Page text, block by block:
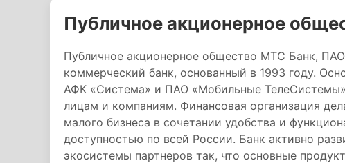
Публичное акционерное
Публичное акционерное общество МТС Банк,
коммерческий банк, основанный в 1993 году.
АФК «Система» и ПАО «Мобильные
лицам и компаниям. Финансовая организация
малого бизнеса в сочетании удобства и
доступностью по всей России. Банк активно
экосистемы партнеров так, что основные